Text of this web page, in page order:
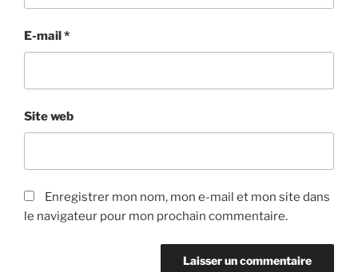
E-mail *
Site web
Enregistrer mon nom, mon e-mail et mon site dans
le navigateur pour mon prochain commentaire.